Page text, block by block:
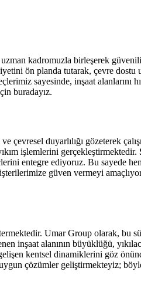
kadromuzla birleşerek
ön planda tutarak, çevre dostu
sayesinde, inşaat alanlarını
buradayız.
çevresel duyarlılığı gözeterek
işlemlerini gerçekleştirmektedir.
entegre ediyoruz. Bu sayede
güven vermeyi
Umar Group olarak, bu
inşaat alanının büyüklüğü,
kentsel dinamiklerini göz
çözümler geliştirmekteyiz;